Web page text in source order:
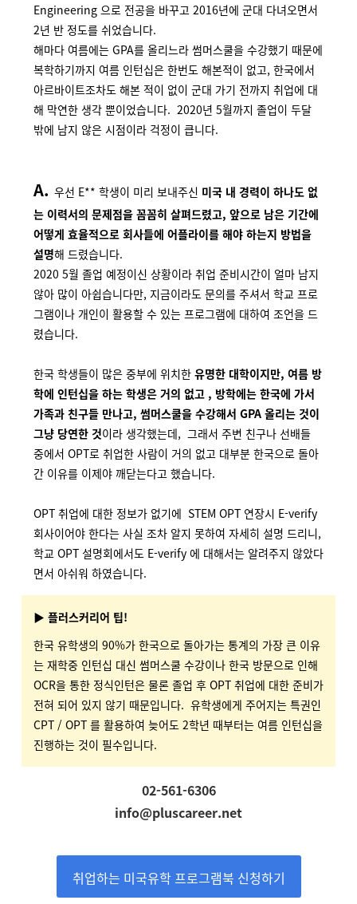
Engineering 으로 전공을 바꾸고 2016년에 군대 다녀오면서
2년 반 정도를 쉬었습니다.
해마다 여름에는 GPA를 올리느라 썸머스쿨을 수강했기 때문에
복학하기까지 여름 인턴십은 한번도 해본적이 없고, 한국에서
아르바이트조차도 해본 적이 없이 군대 가기 전까지 취업에 대
해 막연한 생각 뿐이었습니다. 2020년 5월까지 졸업이 두달
밖에 남지 않은 시점이라 걱정이 큽니다.
A. 우선 E** 학생이 미리 보내주신 미국 내 경력이 하나도 없
는 이력서의 문제점을 꼼꼼히 살펴드렸고, 앞으로 남은 기간에
어떻게 효율적으로 회사들에 어플라이를 해야 하는지 방법을
설명해 드렸습니다.
2020 5월 졸업 예정이신 상황이라 취업 준비시간이 얼마 남지
않아 많이 아쉽습니다만, 지금이라도 문의를 주셔서 학교 프로
그램이나 개인이 활용할 수 있는 프로그램에 대하여 조언을 드
렸습니다.
한국 학생들이 많은 중부에 위치한 유명한 대학이지만, 여름 방
학에 인턴십을 하는 학생은 거의 없고 , 방학에는 한국에 가서
가족과 친구들 만나고, 썸머스쿨을 수강해서 GPA 올리는 것이
그냥 당연한 것이라 생각했는데, 그래서 주변 친구나 선배들
중에서 OPT로 취업한 사람이 거의 없고 대부분 한국으로 돌아
간 이유를 이제야 깨닫는다고 했습니다.
OPT 취업에 대한 정보가 없기에 STEM OPT 연장시 E-verify
회사이어야 한다는 사실 조차 알지 못하여 자세히 설명 드리니,
학교 OPT 설명회에서도 E-verify 에 대해서는 알려주지 않았다
면서 아쉬워 하였습니다.
▶ 플러스커리어 팁!
한국 유학생의 90%가 한국으로 돌아가는 통계의 가장 큰 이유
는 재학중 인턴십 대신 썸머스쿨 수강이나 한국 방문으로 인해
OCR을 통한 정식인턴은 물론 졸업 후 OPT 취업에 대한 준비가
전혀 되어 있지 않기 때문입니다. 유학생에게 주어지는 특권인
CPT / OPT 를 활용하여 늦어도 2학년 때부터는 여름 인턴십을
진행하는 것이 필수입니다.
02-561-6306
info@pluscareer.net
취업하는 미국유학 프로그램북 신청하기